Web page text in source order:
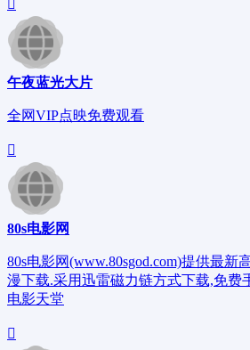
午夜蓝光大片
全网VIP点映免费观看
80s电影网
80s电影网(www.80sgod.com)提供最新
漫下载.采用迅雷磁力链方式下载,免费
电影天堂